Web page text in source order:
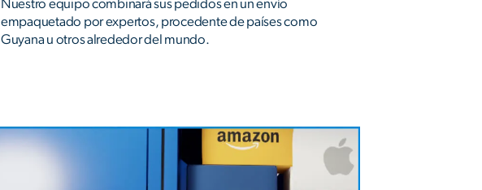
Nuestro equipo combinará sus pedidos en un envío
empaquetado por expertos, procedente de países como
Guyana u otros alrededor del mundo.